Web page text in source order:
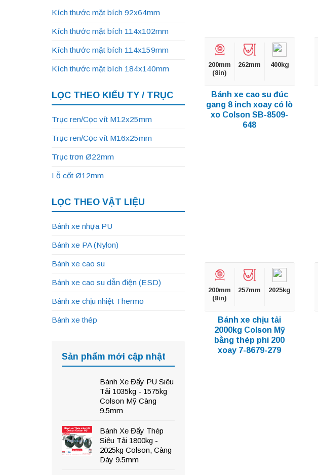
Kích thước mặt bích 92x64mm
Kích thước mặt bích 114x102mm
Kích thước mặt bích 114x159mm
Kích thước mặt bích 184x140mm
LỌC THEO KIỂU TY / TRỤC
Trục ren/Cọc vít M12x25mm
Trục ren/Cọc vít M16x25mm
Trục trơn Ø22mm
Lỗ cốt Ø12mm
LỌC THEO VẬT LIỆU
Bánh xe nhựa PU
Bánh xe PA (Nylon)
Bánh xe cao su
Bánh xe cao su dẫn điện (ESD)
Bánh xe chịu nhiệt Thermo
Bánh xe thép
Sản phẩm mới cập nhật
Bánh Xe Đẩy PU Siêu
Tải 1035kg - 1575kg
Colson Mỹ Càng
9.5mm
Bánh Xe Đẩy Thép
Siêu Tải 1800kg -
2025kg Colson, Càng
Dày 9.5mm
200mm
(8in)
262mm 400kg
Bánh xe cao su đúc
gang 8 inch xoay có lò
xo Colson SB-8509-
648
200mm
(8in)
257mm 2025kg
Bánh xe chịu tải
2000kg Colson Mỹ
bằng thép phi 200
xoay 7-8679-279